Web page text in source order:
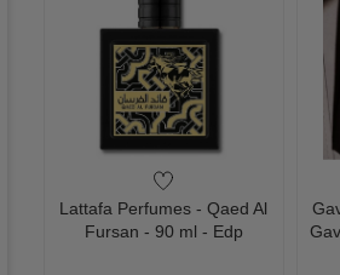
Lattafa Perfumes - Qaed Al
Fursan - 90 ml - Edp